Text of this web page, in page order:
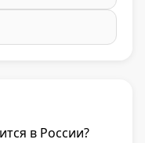
в России?